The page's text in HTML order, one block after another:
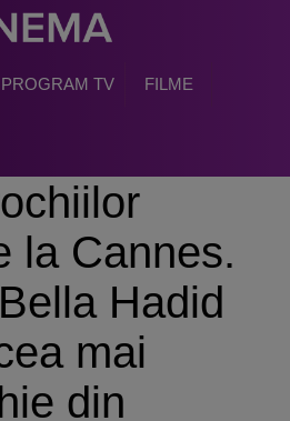
PROGRAM TV FILME
la Cannes.
Hadid
mai
din